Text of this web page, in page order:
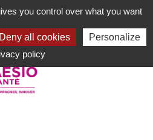
you control over what you want
Deny all cookies
Personalize
policy